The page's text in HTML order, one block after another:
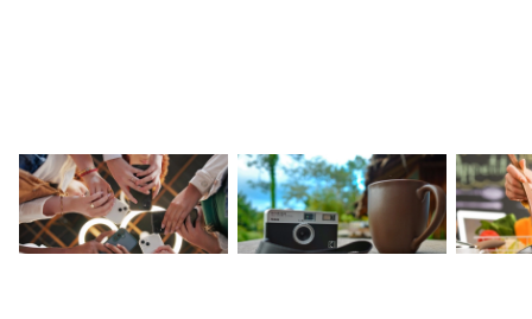
Nadchodzące
premiery smartfonów
– kalendarz nowości
2026
Ranking aparatów
kompaktowych.
Najlepsze modele
2026